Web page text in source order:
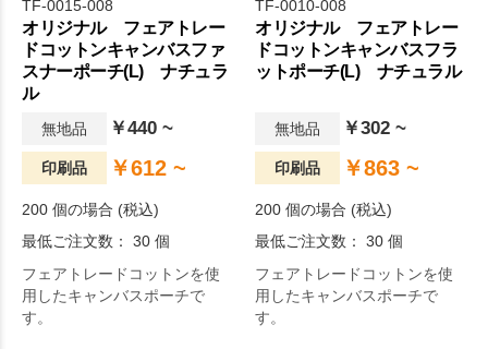
TF-0015-008
オリジナル フェアトレー
ドコットンキャンバスファ
スナーポーチ(L) ナチュラ
ル
無地品 ￥440 ~
印刷品 ￥612 ~
200 個の場合 (税込)
最低ご注文数： 30 個
フェアトレードコットンを使
用したキャンバスポーチで
す。
TF-0010-008
オリジナル フェアトレー
ドコットンキャンバスフラ
ットポーチ(L) ナチュラル
無地品 ￥302 ~
印刷品 ￥863 ~
200 個の場合 (税込)
最低ご注文数： 30 個
フェアトレードコットンを使
用したキャンバスポーチで
す。